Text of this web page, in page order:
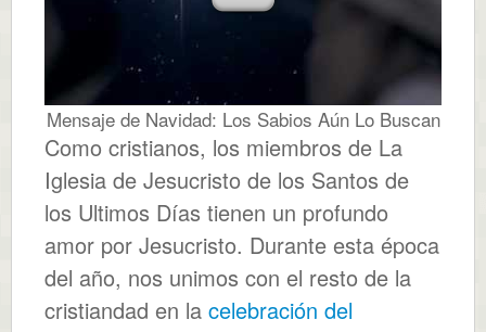
Mensaje de Navidad: Los Sabios Aún Lo Buscan
Como cristianos, los miembros de La
Iglesia de Jesucristo de los Santos de
los Ultimos Días tienen un profundo
amor por Jesucristo. Durante esta época
del año, nos unimos con el resto de la
cristiandad en la celebración del